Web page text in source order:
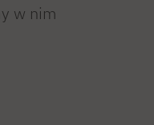
w nim